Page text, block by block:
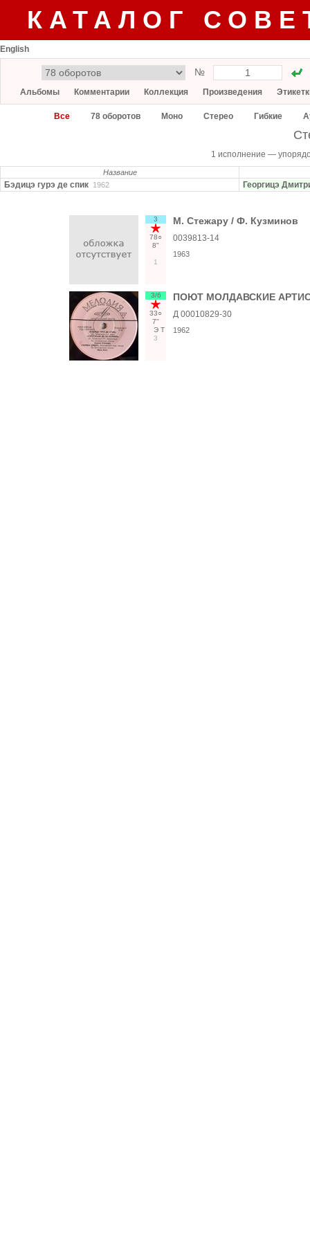
КАТАЛОГ
English
№
Альбомы Комментарии Коллекция Произведения
Все 78 оборотов Моно Стерео Гибкие
1 исполнение —
Название
Бэдицэ гурэ де спик 1962 Георгицэ
3
78○
8"
1
М. Стежару / Ф. Кузминов
0039813-14
1963
3/6
33○
7"
Э Т
3
ПОЮТ МОЛДАВСКИЕ
Д 00010829-30
1962